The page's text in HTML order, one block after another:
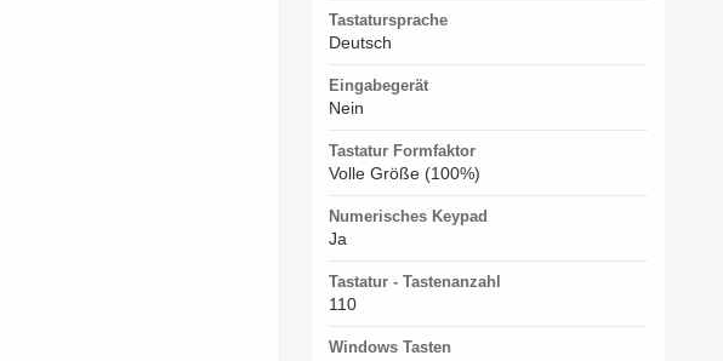
Tastatursprache
Deutsch
Eingabegerät
Nein
Tastatur Formfaktor
Volle Größe (100%)
Numerisches Keypad
Ja
Tastatur - Tastenanzahl
110
Windows Tasten